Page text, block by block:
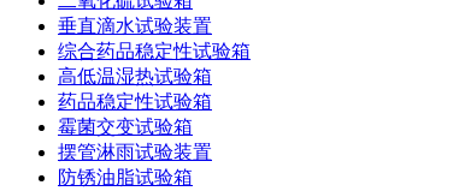
垂直滴水试验装置
综合药品稳定性试验箱
高低温湿热试验箱
药品稳定性试验箱
霉菌交变试验箱
摆管淋雨试验装置
防锈油脂试验箱